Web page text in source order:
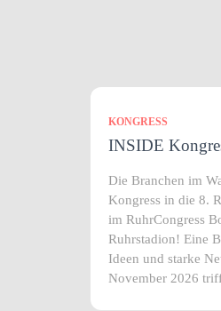
KONGRESS
INSIDE
Die Branchen im
Kongress in die 8.
im RuhrCongress
Ruhrstadion! Eine
Ideen und starke
November 2026